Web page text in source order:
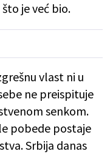
je već bio.
vlast ni u
ne preispituje
senkom.
pobede postaje
Srbija danas